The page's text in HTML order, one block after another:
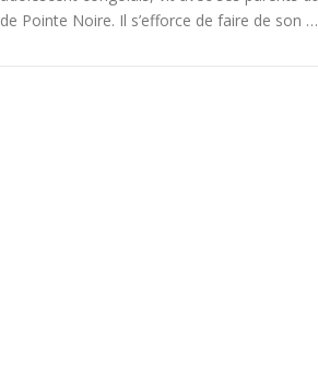
de Pointe Noire. Il s’efforce de faire de son …